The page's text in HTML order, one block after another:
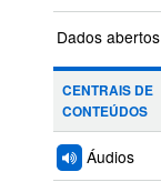
Dados abertos
CENTRAIS DE
CONTEÚDOS
Áudios